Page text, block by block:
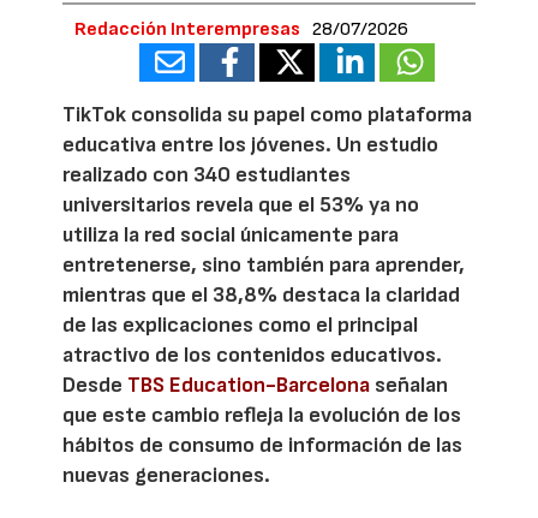
Redacción Interempresas 28/07/2026
TikTok consolida su papel como plataforma
educativa entre los jóvenes. Un estudio
realizado con 340 estudiantes
universitarios revela que el 53% ya no
utiliza la red social únicamente para
entretenerse, sino también para aprender,
mientras que el 38,8% destaca la claridad
de las explicaciones como el principal
atractivo de los contenidos educativos.
Desde TBS Education-Barcelona señalan
que este cambio refleja la evolución de los
hábitos de consumo de información de las
nuevas generaciones.